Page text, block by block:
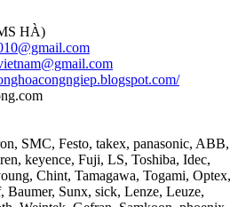
HÀ)
SMC, Festo, takex, panasonic, ABB,
keyence, Fuji, LS, Toshiba, Idec,
Chint, Tamagawa, Togami, Optex,
Sunx, sick, Lenze, Leuze,